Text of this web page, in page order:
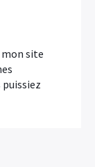
site
puissiez